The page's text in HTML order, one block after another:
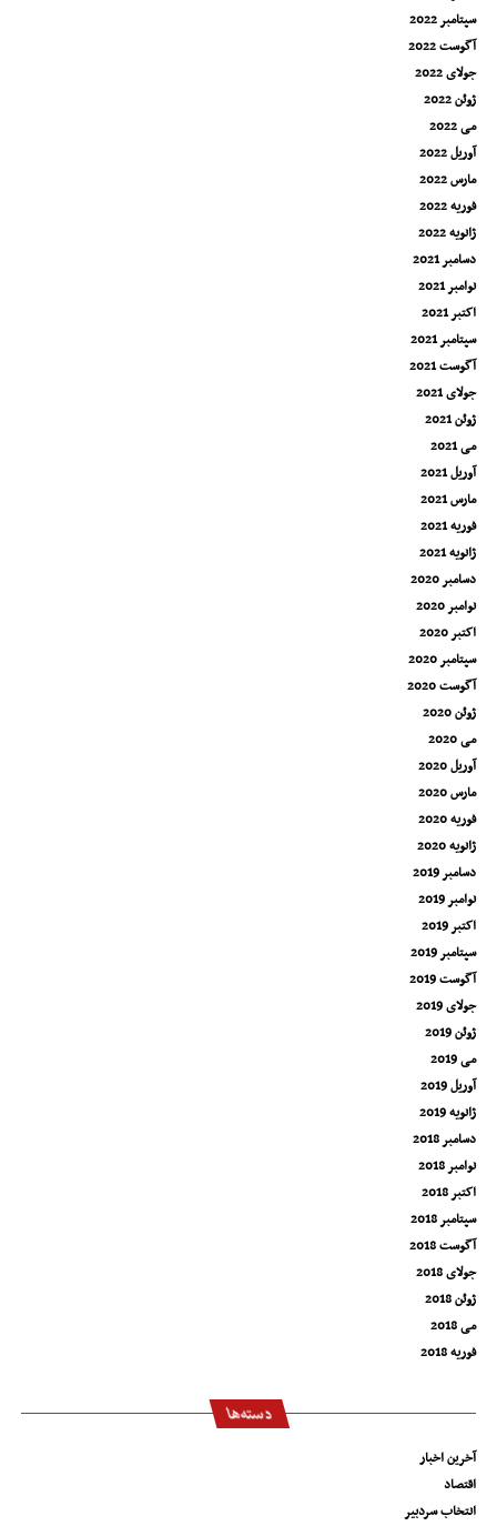
سپتامبر 2022
آگوست 2022
جولای 2022
ژوئن 2022
می 2022
آوریل 2022
مارس 2022
فوریه 2022
ژانویه 2022
دسامبر 2021
نوامبر 2021
اکتبر 2021
سپتامبر 2021
آگوست 2021
جولای 2021
ژوئن 2021
می 2021
آوریل 2021
مارس 2021
فوریه 2021
ژانویه 2021
دسامبر 2020
نوامبر 2020
اکتبر 2020
سپتامبر 2020
آگوست 2020
ژوئن 2020
می 2020
آوریل 2020
مارس 2020
فوریه 2020
ژانویه 2020
دسامبر 2019
نوامبر 2019
اکتبر 2019
سپتامبر 2019
آگوست 2019
جولای 2019
ژوئن 2019
می 2019
آوریل 2019
ژانویه 2019
دسامبر 2018
نوامبر 2018
اکتبر 2018
سپتامبر 2018
آگوست 2018
جولای 2018
ژوئن 2018
می 2018
فوریه 2018
دسته‌ها
آخرین اخبار
اقتصاد
انتخاب سردبیر